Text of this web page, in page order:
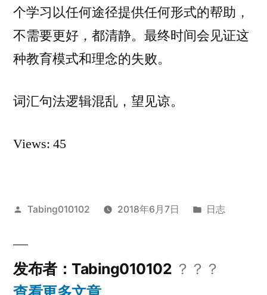
个学习以任何途径提供任何形式的帮助，
不需要更好，都清静。最终时间会见证这
种教育模式和理念的失败。
词汇句法逻辑混乱，望见谅。
Views: 45
发
者：
Tabing010102 2018年6月7日
发
日志
发布者：Tabing010102 ？？？